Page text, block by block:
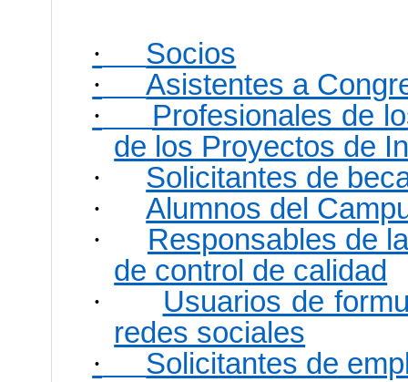
·
Socios
·
Asistentes a
·
Profesionales de
de los Proyectos de
·
Solicitantes de
·
Alumnos del
·
Responsables de
de control de calidad
·
Usuarios de
redes sociales
·
Solicitantes de